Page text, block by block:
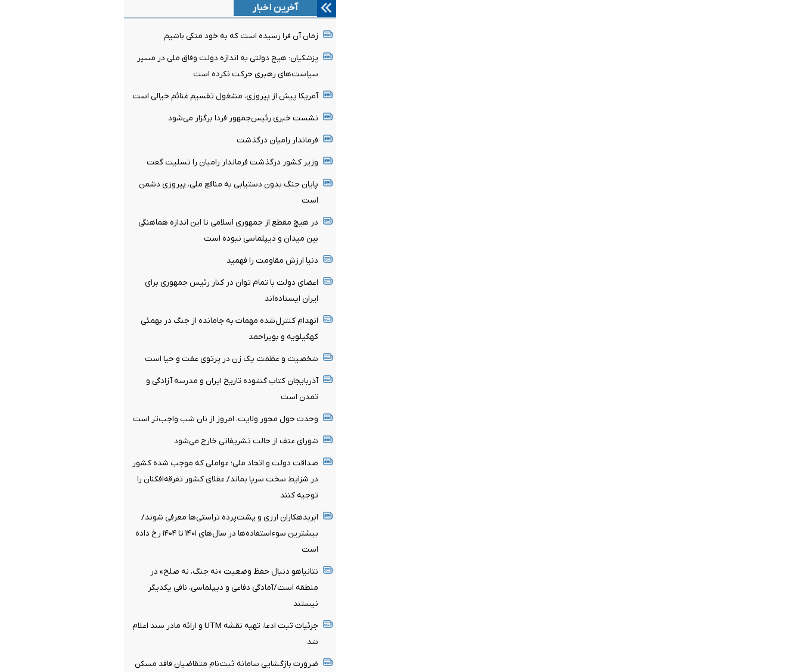
آخرین اخبار
زمان آن فرا رسیده است که به خود متکی باشیم
پزشکیان: هیچ دولتی به اندازه دولت وفاق ملی در مسیر
سیاست‌های رهبری حرکت نکرده است
آمریکا پیش از پیروزی، مشغول تقسیم غنائم خیالی است
نشست خبری رئیس‌جمهور فردا برگزار می‌شود
فرماندار رامیان درگذشت
وزیر کشور درگذشت فرماندار رامیان را تسلیت گفت
پایان جنگ بدون دستیابی به منافع ملی، پیروزی دشمن
است
در هیچ مقطع از جمهوری اسلامی تا این اندازه هماهنگی
بین میدان و دیپلماسی نبوده است
دنیا ارزش مقاومت را فهمید
اعضای دولت با تمام توان در کنار رئیس جمهوری برای
ایران ایستاده‌اند
انهدام کنترل‌شده مهمات به‌ جامانده از جنگ در بهمئی
کهگیلویه و بویراحمد
شخصیت و عظمت یک زن در پرتوی عفت و حیا است
آذربایجان کتاب گشوده تاریخ ایران و مدرسه آزادگی و
تمدن است
وحدت حول محور ولایت، امروز از نان شب واجب‌تر است
شورای عتف از حالت تشریفاتی خارج می‌شود
صداقت دولت و اتحاد ملی؛ عواملی که موجب شده کشور
در شزایط سخت سرپا بماند/ عقلای کشور تفرقه‌افکنان را
توجیه کنند
ابربدهکاران ارزی و پشت‌پرده تراستی‌ها معرفی شوند/
بیشترین سوءاستفاده‌ها در سال‌های ۱۴۰۱ تا ۱۴۰۴ رخ داده
است
نتانیاهو دنبال حفظ وضعیت «نه جنگ، نه صلح» در
منطقه است/آمادگی دفاعی و دیپلماسی، نافی یکدیگر
نیستند
جزئیات ثبت ادعا، تهیه نقشه UTM و ارائه مادر سند اعلام
شد
ضرورت بازگشایی سامانه ثبت‌نام متقاضیان فاقد مسکن